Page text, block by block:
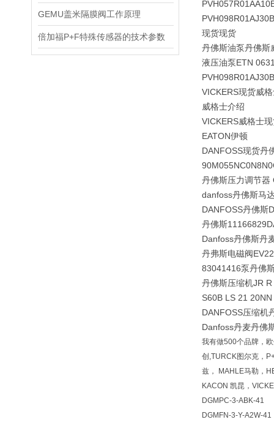
GEMU盖米隔膜阀工作原理
倍加福P+F特殊传感器的技术参数
现货现货
丹佛斯油泵丹佛斯
液压油泵ETN
VICKERS现货威
威格士介绍
VICKERS威格士
EATON伊顿
DANFOSS现货丹
丹佛斯压力调节
danfoss丹佛斯马
DANFOSS丹佛斯
丹佛斯
Danfoss丹佛斯丹
丹弗斯电磁阀
83041416泵丹佛
丹佛斯压缩机JR
S60B LS 21
DANFOSS压缩机
Danfoss丹麦丹佛
我有做500个品牌，
创,TURCK图尔克，
兹， MAHLE马勒，
KACON 凯昆，
DGMPC-3-ABK-41
DGMFN-3-Y-A2W-41